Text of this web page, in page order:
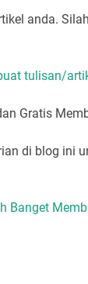
anda.
tulisan/
Gratis
di blog ini
Banget